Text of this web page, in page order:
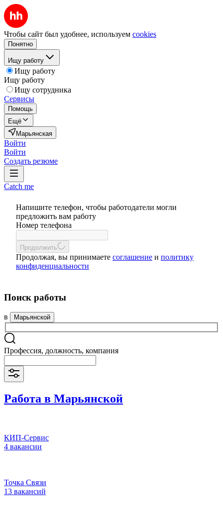
Чтобы сайт был удобнее, используем cookies
Понятно
Ищу работу
Ищу работу
Ищу работу
Ищу сотрудника
Сервисы
Помощь
Ещё
Марьянская
Войти
Войти
Создать резюме
Catch me
Напишите телефон, чтобы работодатели могли
предложить вам работу
Номер телефона
Продолжить
Продолжая, вы принимаете соглашение и политику
конфиденциальности
Поиск работы
в Марьянской
Профессия, должность, компания
Работа в Марьянской
КИП-Сервис
4 вакансии
Точка Связи
13 вакансий